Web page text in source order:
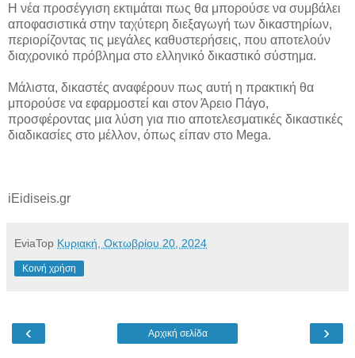
Η νέα προσέγγιση εκτιμάται πως θα μπορούσε να συμβάλει
αποφασιστικά στην ταχύτερη διεξαγωγή των δικαστηρίων,
περιορίζοντας τις μεγάλες καθυστερήσεις, που αποτελούν
διαχρονικό πρόβλημα στο ελληνικό δικαστικό σύστημα.
Μάλιστα, δικαστές αναφέρουν πως αυτή η πρακτική θα
μπορούσε να εφαρμοστεί και στον Άρειο Πάγο,
προσφέροντας μια λύση για πιο αποτελεσματικές δικαστικές
διαδικασίες στο μέλλον, όπως είπαν στο Mega.
iEidiseis.gr
EviaTop Κυριακή, Οκτωβρίου 20, 2024
Κοινή χρήση
‹ ›
Αρχική σελίδα